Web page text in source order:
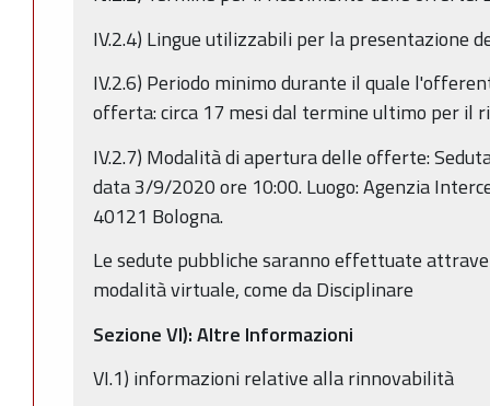
IV.2.4) Lingue utilizzabili per la presentazione
IV.2.6) Periodo minimo durante il quale
offerta: circa 17 mesi dal termine ultimo per il
IV.2.7) Modalità di apertura delle offerte:
data 3/9/2020 ore 10:00. Luogo: Agenzia
40121 Bologna.
Le sedute pubbliche saranno effettuate
modalità virtuale, come da Disciplinare
Sezione VI): Altre Informazioni
VI.1) informazioni relative alla rinnovabilità